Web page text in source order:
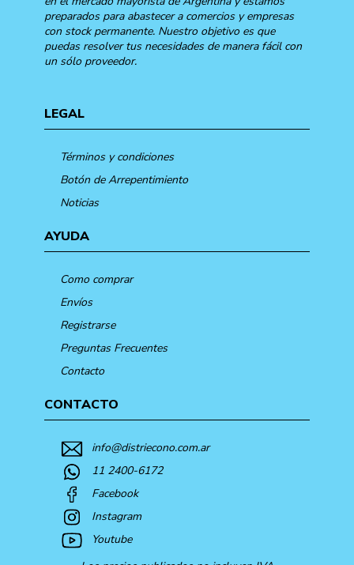
preparados para abastecer a comercios y empresas
con stock permanente. Nuestro objetivo es que
puedas resolver tus necesidades de manera fácil con
un sólo proveedor.
LEGAL
Términos y condiciones
Botón de Arrepentimiento
Noticias
AYUDA
Como comprar
Envíos
Registrarse
Preguntas Frecuentes
Contacto
CONTACTO
info@distriecono.com.ar
11 2400-6172
Facebook
Instagram
Youtube